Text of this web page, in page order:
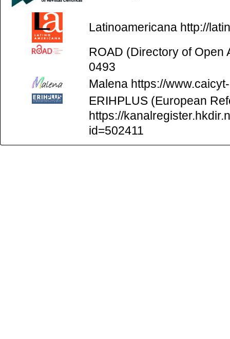
Latinoamericana http://
ROAD (Directory of Open
0493
Malena https://
ERIHPLUS (European
https://
id=502411